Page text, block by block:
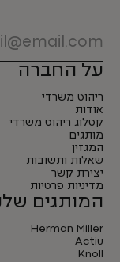
על החברה
ריהוט משרדי
אודות
קטלוג ריהוט משרדי
מותגים
המגזין
שאלות ותשובות
יצירת קשר
מדיניות פרטיות
המותגים
Herman Miller
Actiu
Knoll